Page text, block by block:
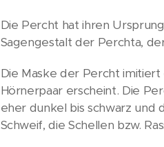
Die Percht hat ihren
Sagengestalt der Perchta,
Die Maske der Percht
Hörnerpaar erscheint. Die
eher dunkel bis schwarz
Schweif, die Schellen bzw.